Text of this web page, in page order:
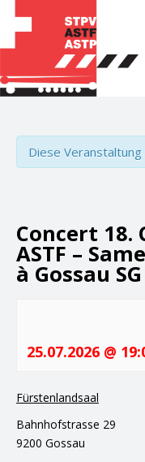
Diese
Concert 18.
ASTF –
à Gossau SG
25.07.2026 @
Fürstenlandsaal
Bahnhofstrasse 29
9200 Gossau